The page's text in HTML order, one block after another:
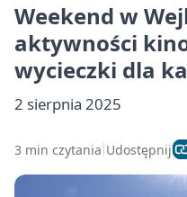
Weekend w
aktywności
wycieczki dla
2 sierpnia 2025
3 min czytania Udostępnij